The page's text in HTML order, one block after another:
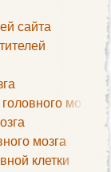
сайта
мозга
мозга
клетки